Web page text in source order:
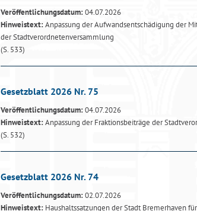
Veröffentlichungsdatum:04.07.2026
Hinweistext:Anpassung der Aufwandsentschädigung der
der Stadtverordnetenversammlung
(S. 533)
Gesetzblatt 2026 Nr. 75
Veröffentlichungsdatum:04.07.2026
Hinweistext:Anpassung der Fraktionsbeiträge der
(S. 532)
Gesetzblatt 2026 Nr. 74
Veröffentlichungsdatum:02.07.2026
Hinweistext: Haushaltssatzungen der Stadt Bremerhaven